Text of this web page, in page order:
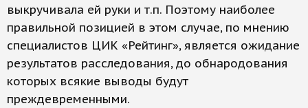
выкручивала ей руки и т.п. Поэтому наиболее
правильной позицией в этом случае, по мнению
специалистов ЦИК «Рейтинг», является ожидание
результатов расследования, до обнародования
которых всякие выводы будут
преждевременными.